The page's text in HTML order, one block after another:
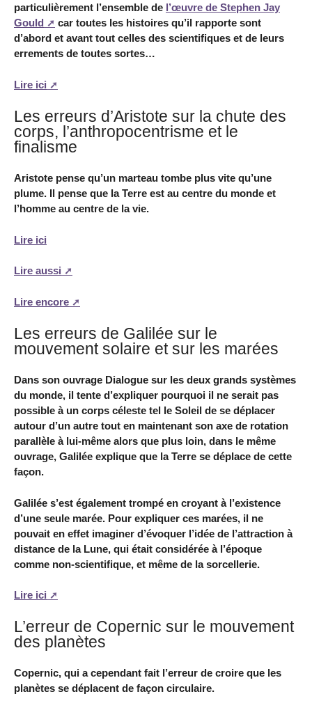
particulièrement l’ensemble de l’œuvre de Stephen Jay
Gould
car toutes les histoires qu’il rapporte sont
d’abord et avant tout celles des scientifiques et de leurs
errements de toutes sortes…
Lire ici
Les erreurs d’Aristote sur la chute des
corps, l’anthropocentrisme et le
finalisme
Aristote pense qu’un marteau tombe plus vite qu’une
plume. Il pense que la Terre est au centre du monde et
l’homme au centre de la vie.
Lire ici
Lire aussi
Lire encore
Les erreurs de Galilée sur le
mouvement solaire et sur les marées
Dans son ouvrage Dialogue sur les deux grands systèmes
du monde, il tente d’expliquer pourquoi il ne serait pas
possible à un corps céleste tel le Soleil de se déplacer
autour d’un autre tout en maintenant son axe de rotation
parallèle à lui-même alors que plus loin, dans le même
ouvrage, Galilée explique que la Terre se déplace de cette
façon.
Galilée s’est également trompé en croyant à l’existence
d’une seule marée. Pour expliquer ces marées, il ne
pouvait en effet imaginer d’évoquer l’idée de l’attraction à
distance de la Lune, qui était considérée à l’époque
comme non-scientifique, et même de la sorcellerie.
Lire ici
L’erreur de Copernic sur le mouvement
des planètes
Copernic, qui a cependant fait l’erreur de croire que les
planètes se déplacent de façon circulaire.